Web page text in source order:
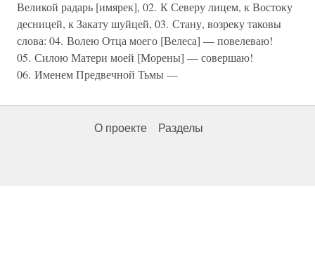
Великой радарь [имярек], 02. К Северу лицем, к Востоку
десницей, к Закату шуйцей, 03. Стану, возреку таковы
слова: 04. Волею Отца моего [Велеса] — повелеваю!
05. Силою Матери моей [Морены] — совершаю!
06. Именем Предвечной Тьмы —
О проекте Разделы